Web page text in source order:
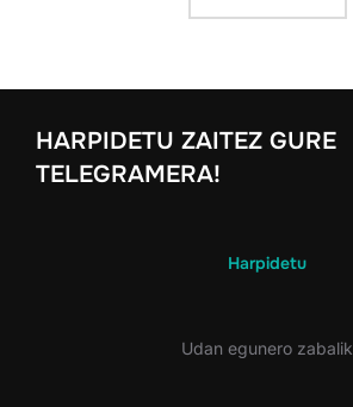
HARPIDETU ZAITEZ GURE
TELEGRAMERA!
Harpidetu
Udan egunero zabalik